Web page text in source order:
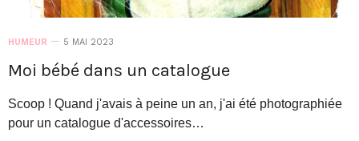
HUMEUR 5 MAI 2023
Moi bébé dans un catalogue
Scoop ! Quand j'avais à peine un an, j'ai été photographiée
pour un catalogue d'accessoires…